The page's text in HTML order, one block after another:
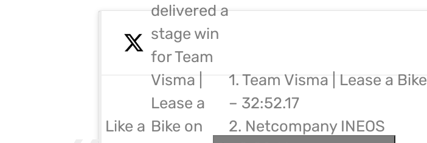
Like a
delivered a
stage win
for Team
Visma |
Lease a
Bike on
1. Team Visma | Lease a Bike
– 32:52.17
2. Netcompany INEOS